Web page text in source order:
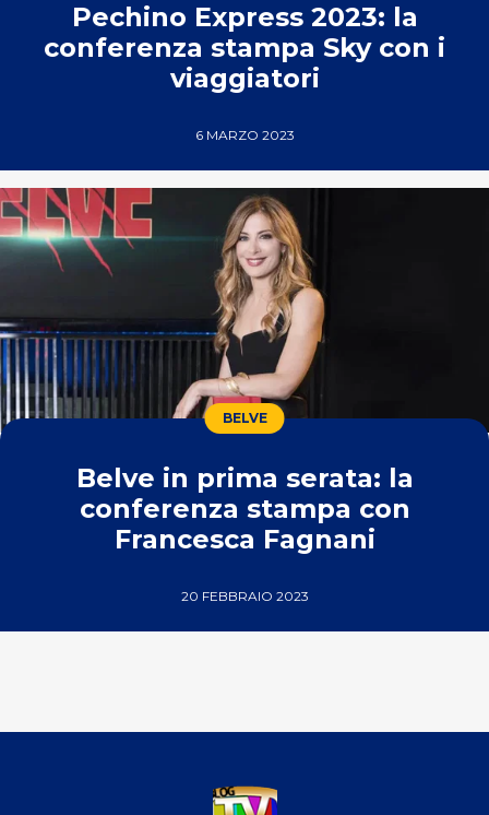
Pechino Express 2023: la
conferenza stampa Sky con i
viaggiatori
6 MARZO 2023
BELVE
Belve in prima serata: la
conferenza stampa con
Francesca Fagnani
20 FEBBRAIO 2023